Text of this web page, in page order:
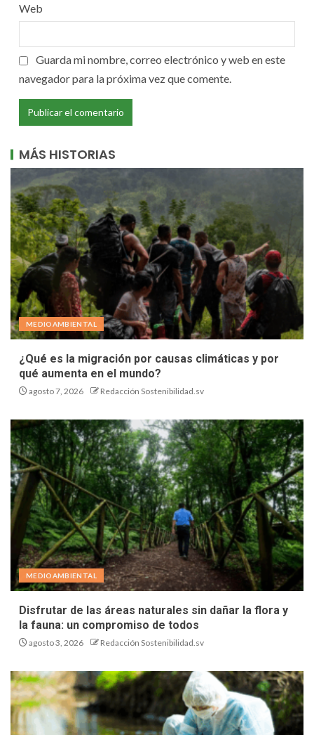
Web
Guarda mi nombre, correo electrónico y web en este
navegador para la próxima vez que comente.
MÁS HISTORIAS
MEDIOAMBIENTAL
¿Qué es la migración por causas climáticas y por
qué aumenta en el mundo?
agosto 7, 2026 Redacción Sostenibilidad.sv
MEDIOAMBIENTAL
Disfrutar de las áreas naturales sin dañar la flora y
la fauna: un compromiso de todos
agosto 3, 2026 Redacción Sostenibilidad.sv